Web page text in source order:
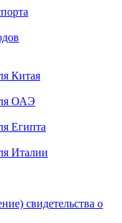
Китая
ОАЭ
Египта
Италии
свидетельства о